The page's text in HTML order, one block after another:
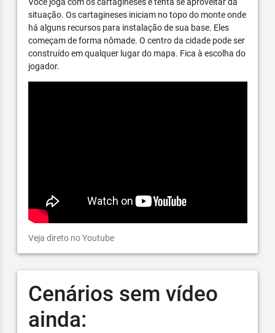
situação. Os cartagineses iniciam no topo do monte onde
há alguns recursos para instalação de sua base. Eles
começam de forma nômade. O centro da cidade pode ser
construído em qualquer lugar do mapa. Fica à escolha do
jogador.
Veja direto no Youtube
Cenários sem vídeo
ainda: